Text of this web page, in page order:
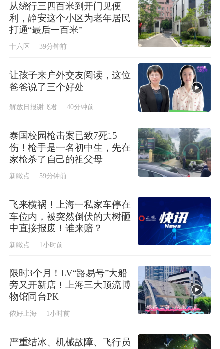
从绕行三四百米到开门见便
利，静安这个小区为老年居民
打通“最后一百米”
十六区 39分钟前
让孩子来户外交友阅读，这位
爸爸说了三个好处
解放日报谢飞君 40分钟前
泰国校园枪击案已致7死15
伤！枪手是一名初中生，先在
家枪杀了自己的祖父母
新瞰点 59分钟前
飞来横祸！上海一私家车停在
车位内，被突然倒伏的大树砸
中直接报废！谁来赔？
新瞰点 1小时前
限时3个月！LV“路易号”大船
旁又开新店！上海三大顶流博
物馆同台PK
侬好上海 1小时前
严重结冰、机械故障、飞行员